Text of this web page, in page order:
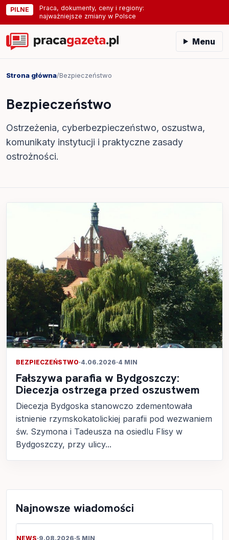
PILNE
Praca, dokumenty, ceny i regiony:
najważniejsze zmiany w Polsce
Menu
Strona główna/Bezpieczeństwo
Bezpieczeństwo
Ostrzeżenia, cyberbezpieczeństwo, oszustwa,
komunikaty instytucji i praktyczne zasady
ostrożności.
BEZPIECZEŃSTWO·4.06.2026·4 MIN
Fałszywa parafia w Bydgoszczy:
Diecezja ostrzega przed oszustwem
Diecezja Bydgoska stanowczo zdementowała
istnienie rzymskokatolickiej parafii pod wezwaniem
św. Szymona i Tadeusza na osiedlu Flisy w
Bydgoszczy, przy ulicy...
Najnowsze wiadomości
NEWS·9.08.2026·5 MIN